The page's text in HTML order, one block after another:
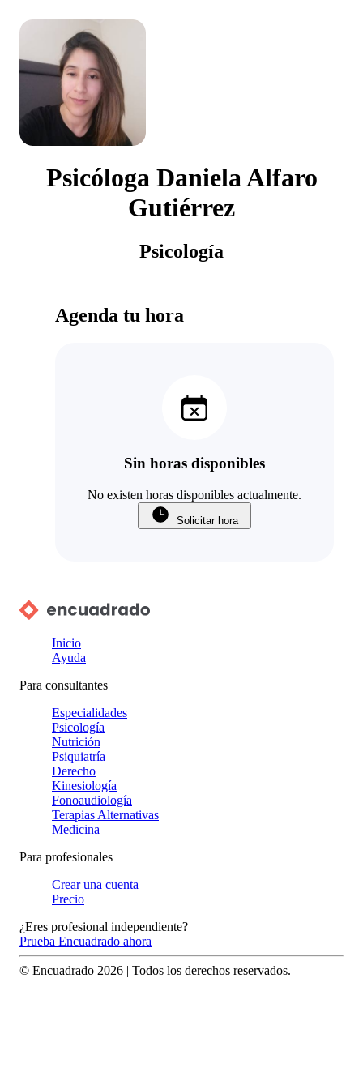
Psicóloga Daniela Alfaro
Gutiérrez
Psicología
Agenda tu hora
Sin horas disponibles
No existen horas disponibles actualmente.
Solicitar hora
Inicio
Ayuda
Para consultantes
Especialidades
Psicología
Nutrición
Psiquiatría
Derecho
Kinesiología
Fonoaudiología
Terapias Alternativas
Medicina
Para profesionales
Crear una cuenta
Precio
¿Eres profesional independiente?
Prueba Encuadrado ahora
© Encuadrado 2026 | Todos los derechos reservados.